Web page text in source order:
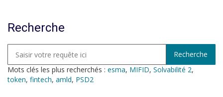
Recherche
Mots clés les plus recherchés : esma, MIFID, Solvabilité 2,
token, fintech, amld, PSD2